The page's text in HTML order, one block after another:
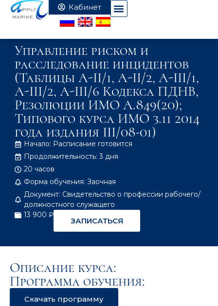
Управление риском и
расследование инцидентов
(Таблицы A-II/1, A-II/2, A-III/1,
A-III/2, A-III/6 Кодекса ПДНВ,
Резолюции ИМО А.849(20);
Типового курса ИМО 3.11 2014
года издания III/08-01)
Начало: Расписание готовится
Продолжительность: 3 дня
20 часов
Форма обучения: Заочная
Документ: Свидетельство о профессии рабочего/
должностного служащего
13 900 ₽
ЗАПИСАТЬСЯ
Описание курса:
Программа обучения:
Скачать программу